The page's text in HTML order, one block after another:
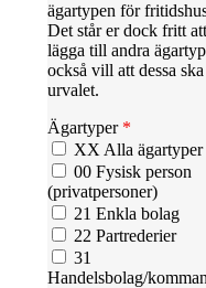
ägartypen för
Det står er dock fritt
lägga till andra
också vill att dessa
urvalet.
Ägartyper *
XX Alla ägartyper
00 Fysisk person
(privatpersoner)
21 Enkla bolag
22 Partrederier
31
Handelsbolag/